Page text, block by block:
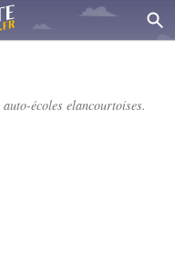
auto-écoles elancourtoises.